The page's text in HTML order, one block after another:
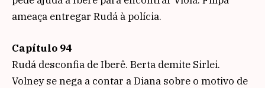
ameaça entregar Rudá à polícia.
Capítulo 94
Rudá desconfia de Iberê. Berta demite Sirlei.
Volney se nega a contar a Diana sobre o motivo de